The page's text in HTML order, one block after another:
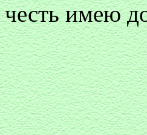
честь имею